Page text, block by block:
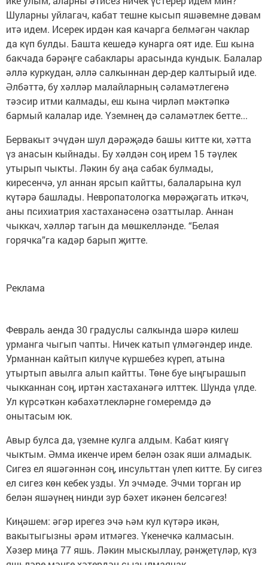
Шуларны уйлагач, кабат тешне кысып яшәвемне дәвам
итә идем. Исерек ирдән кая качарга белмәгән чаклар
да күп булды. Башта кешедә кунарга оят иде. Еш кына
бакчада бәрәңге сабаклары арасында кундык. Балалар
әллә куркудан, әллә салкыннан дер-дер калтырый иде.
Әлбәттә, бу хәлләр малайларның сәламәтлегенә
тәэсир итми калмады, еш кына чирләп мәктәпкә
бармый калалар иде. Үземнең дә сәламәтлек бетте...
Бервакыт эчүдән шул дәрәҗәдә башы китте ки, хәтта
үз анасын кыйнады. Бу хәлдән соң ирем 15 тәүлек
утырып чыкты. Ләкин бу аңа сабак булмады,
киресенчә, ул аннан ярсып кайтты, балаларына кул
күтәрә башлады. Невропатологка мөрәҗәгать иткәч,
аны психиатрия хастаханәсенә озаттылар. Аннан
чыккач, хәлләр тагын да мөшкелләнде. “Белая
горячка”га кадәр барып җитте.
Реклама
Февраль аенда 30 градуслы салкында шәрә килеш
урманга чыгып чапты. Ничек катып үлмәгәндер инде.
Урманнан кайтып килүче күршебез күреп, атына
утыртып авылга алып кайтты. Төне буе ыңгырашып
чыкканнан соң, иртән хастаханәгә илттек. Шунда үлде.
Ул күрсәткән кәбахәтлекләрне гомеремдә дә
онытасым юк.
Авыр булса да, үземне кулга алдым. Кабат киягү
чыктым. Әмма икенче ирем белән озак яши алмадык.
Сигез ел яшәгәннән соң, инсульттан үлеп китте. Бу сигез
ел сигез көн кебек узды. Ул эчмәде. Эчми торган ир
белән яшәүнең нинди зур бәхет икәнен белсәгез!
Киңәшем: әгәр ирегез эчә һәм кул күтәрә икән,
вакытыгызны әрәм итмәгез. Үкенечкә калмасын.
Хәзер миңа 77 яшь. Ләкин мыскыллау, рәнҗетүләр, күз